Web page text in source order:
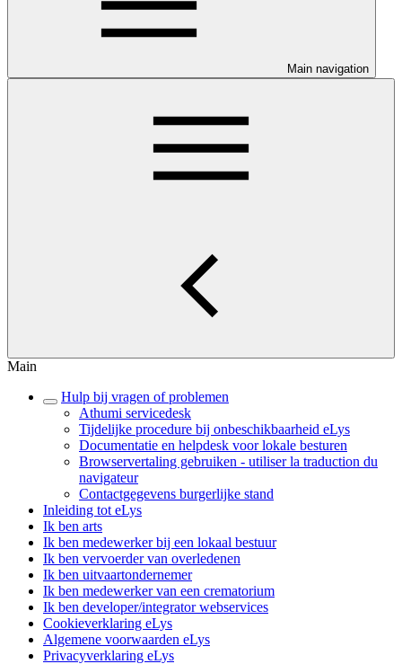
Main navigation
Main
Hulp bij vragen of problemen
Athumi servicedesk
Tijdelijke procedure bij onbeschikbaarheid eLys
Documentatie en helpdesk voor lokale besturen
Browservertaling gebruiken - utiliser la traduction du
navigateur
Contactgegevens burgerlijke stand
Inleiding tot eLys
Ik ben arts
Ik ben medewerker bij een lokaal bestuur
Ik ben vervoerder van overledenen
Ik ben uitvaartondernemer
Ik ben medewerker van een crematorium
Ik ben developer/integrator webservices
Cookieverklaring eLys
Algemene voorwaarden eLys
Privacyverklaring eLys